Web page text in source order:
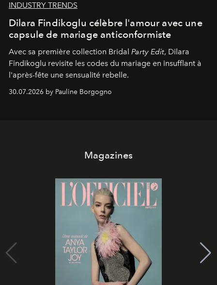
INDUSTRY TRENDS
Dilara Findikoglu célèbre l'amour avec une
capsule de mariage anticonformiste
Avec sa première collection Bridal Party Edit, Dilara
Findikoglu revisite les codes du mariage en insufflant à
l'après-fête une sensualité rebelle.
30.07.2026 by Pauline Borgogno
Magazines